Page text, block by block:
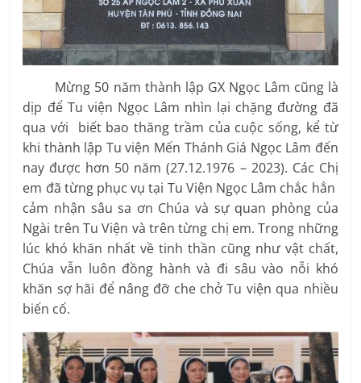
Mừng 50 năm thành lập GX Ngọc Lâm cũng là
dịp để Tu viện Ngọc Lâm nhìn lại chặng đường đã
qua với biết bao thăng trầm của cuộc sống, kể từ
khi thành lập Tu viện Mến Thánh Giá Ngọc Lâm đến
nay được hơn 50 năm (27.12.1976 – 2023). Các Chị
em đã từng phục vụ tại Tu Viện Ngọc Lâm chắc hẳn
cảm nhận sâu sa ơn Chúa và sự quan phòng của
Ngài trên Tu Viện và trên từng chị em. Trong những
lúc khó khăn nhất về tinh thần cũng như vật chất,
Chúa vẫn luôn đồng hành và đi sâu vào nỗi khó
khăn sợ hãi để nâng đỡ che chở Tu viện qua nhiều
biến cố.